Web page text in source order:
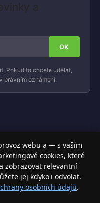
a
Pokud to chcete udělat,
právním oznámení.
příslušenstvím a
s jistotou.
webu a — s vaším
cookies, které
zobrazovat relevantní
jej kdykoli odvolat.
osobních údajů.